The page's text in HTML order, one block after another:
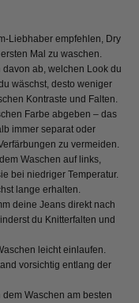
Liebhaber empfehlen, Dry
Mal zu waschen.
ab, welchen Look du
wäschst, desto weniger
Kontraste und Falten.
Farbe abgeben – das
immer separat oder
zu vermeiden.
Waschen auf links,
bei niedriger Temperatur.
lange erhalten.
deine Jeans direkt nach
du Knitterfalten und
leicht einlaufen.
vorsichtig entlang der
Waschen am besten